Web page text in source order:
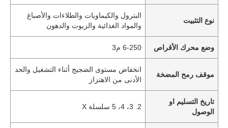
نوع التثبيت
البترول والكيماويات والطلاءات والأصباغ
والمواد الغذائية والزيوت والدهون
وضع محرك الأقراص 6-250 م3
موقف رمح المضخة
انخفاض مستوى الضجيج أثناء التشغيل والحد
الأدنى من الاهتزاز
تاريخ التسليم او
الوصول
2. 3، 4، 5 سلسلة X